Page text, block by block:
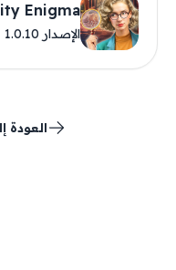
Enigma
الإصدار 1.0.10
العودة